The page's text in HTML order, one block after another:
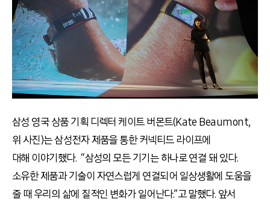
삼성 영국 상품 기획 디렉터 케이트 버몬트(Kate Beaumont,
위 사진)는 삼성전자 제품을 통한 커넥티드 라이프에
대해 이야기했다. “삼성의 모든 기기는 하나로 연결 돼 있다.
소유한 제품과 기술이 자연스럽게 연결되어 일상생활에 도움을
줄 때 우리의 삶에 질적인 변화가 일어난다.”고 말했다. 앞서